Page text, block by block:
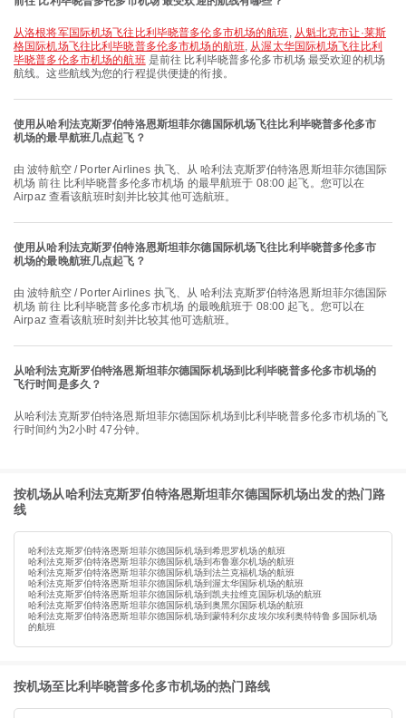
从洛根将军国际机场飞往比利毕晓普多伦多市机场的航班, 从魁北克市让·莱斯
格国际机场飞往比利毕晓普多伦多市机场的航班, 从渥太华国际机场飞往比利
毕晓普多伦多市机场的航班是前往 比利毕晓普多伦多市机场 最受欢迎的机场
航线。这些航线为您的行程提供便捷的衔接。
使用从哈利法克斯罗伯特洛恩斯坦菲尔德国际机场飞往比利毕晓普多伦多市
机场的最早航班几点起飞？
由 波特航空 / Porter Airlines 执飞、从 哈利法克斯罗伯特洛恩斯坦菲尔德国际
机场 前往 比利毕晓普多伦多市机场 的最早航班于 08:00 起飞。您可以在
Airpaz 查看该航班时刻并比较其他可选航班。
使用从哈利法克斯罗伯特洛恩斯坦菲尔德国际机场飞往比利毕晓普多伦多市
机场的最晚航班几点起飞？
由 波特航空 / Porter Airlines 执飞、从 哈利法克斯罗伯特洛恩斯坦菲尔德国际
机场 前往 比利毕晓普多伦多市机场 的最晚航班于 08:00 起飞。您可以在
Airpaz 查看该航班时刻并比较其他可选航班。
从哈利法克斯罗伯特洛恩斯坦菲尔德国际机场到比利毕晓普多伦多市机场的
飞行时间是多久？
从哈利法克斯罗伯特洛恩斯坦菲尔德国际机场到比利毕晓普多伦多市机场的飞
行时间约为2小时 47分钟。
按机场从哈利法克斯罗伯特洛恩斯坦菲尔德国际机场出发的热门路
线
哈利法克斯罗伯特洛恩斯坦菲尔德国际机场到希思罗机场的航班
哈利法克斯罗伯特洛恩斯坦菲尔德国际机场到布鲁塞尔机场的航班
哈利法克斯罗伯特洛恩斯坦菲尔德国际机场到法兰克福机场的航班
哈利法克斯罗伯特洛恩斯坦菲尔德国际机场到渥太华国际机场的航班
哈利法克斯罗伯特洛恩斯坦菲尔德国际机场到凯夫拉维克国际机场的航班
哈利法克斯罗伯特洛恩斯坦菲尔德国际机场到奥黑尔国际机场的航班
哈利法克斯罗伯特洛恩斯坦菲尔德国际机场到蒙特利尔皮埃尔埃利奥特特鲁多国际机场
的航班
按机场至比利毕晓普多伦多市机场的热门路线